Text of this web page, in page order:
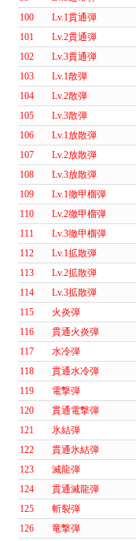
100
Lv.1貫通弾
101
Lv.2貫通弾
102
Lv.3貫通弾
103
Lv.1散弾
104
Lv.2散弾
105
Lv.3散弾
106
Lv.1放散弾
107
Lv.2放散弾
108
Lv.3放散弾
109
Lv.1徹甲榴弾
110
Lv.2徹甲榴弾
111
Lv.3徹甲榴弾
112
Lv.1拡散弾
113
Lv.2拡散弾
114
Lv.3拡散弾
115
火炎弾
116
貫通火炎弾
117
水冷弾
118
貫通水冷弾
119
電撃弾
120
貫通電撃弾
121
氷結弾
122
貫通氷結弾
123
滅龍弾
124
貫通滅龍弾
125
斬裂弾
126
竜撃弾